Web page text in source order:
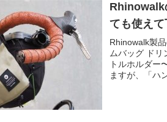
Rhinowalk
ても使えて
Rhinowalk製
ムバッグ ドリ
トルホルダ
ますが、「ハ